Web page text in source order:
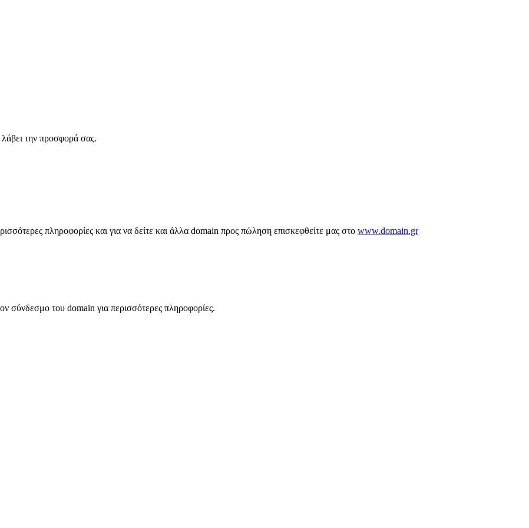
την προσφορά σας.
πληροφορίες και για να δείτε και άλλα domain προς πώληση επισκεφθείτε μας στο www.domain.gr
σύνδεσμο του domain για περισσότερες πληροφορίες.